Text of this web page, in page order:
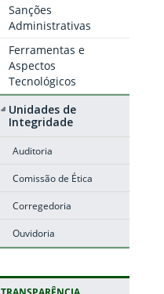
Sanções
Administrativas
Ferramentas e
Aspectos
Tecnológicos
Unidades de
Integridade
Auditoria
Comissão de Ética
Corregedoria
Ouvidoria